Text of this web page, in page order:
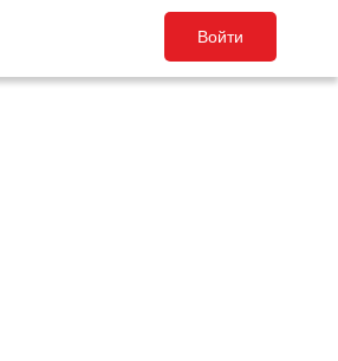
Войти